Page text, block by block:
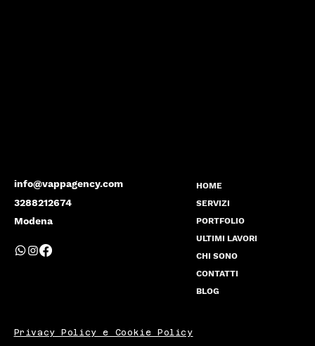
info@vappagency.com
3288212674
Modena
HOME
SERVIZI
PORTFOLIO
ULTIMI LAVORI
CHI SONO
CONTATTI
BLOG
Privacy Policy e Cookie Policy